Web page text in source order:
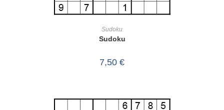
Sudoku
Sudoku
7,50 €